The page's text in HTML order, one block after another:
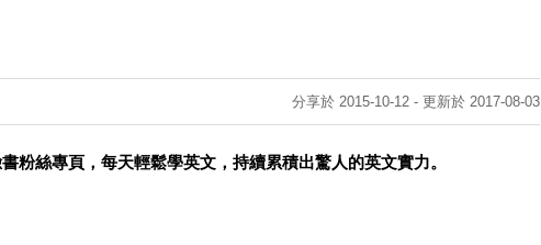
分享於 2015-10-12 - 更新於 2017-08-03
粉絲專頁，每天輕鬆學英文，持續累積出驚人的英文實力。